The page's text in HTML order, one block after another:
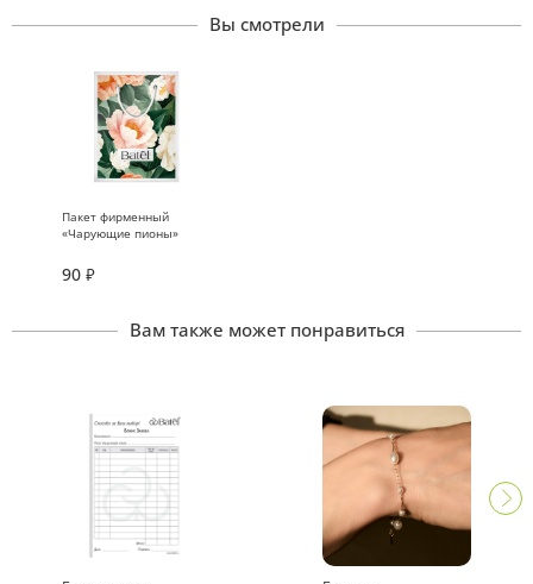
Вы смотрели
Пакет фирменный
«Чарующие пионы»
90 ₽
Вам также может понравиться